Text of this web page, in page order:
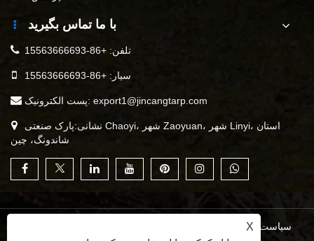
با ما تماس بگیرید
تلفن: +86-15563666693
سیار: +86-15563666693
پست الکترونیک: export1@jincangtarp.com
نشانی:پارک صنعتی Chaoyi، شهر Zaoyuan، شهر Linyi، استان
شاندونگ، چین
سیاست حفظ حریم خصوصی
X